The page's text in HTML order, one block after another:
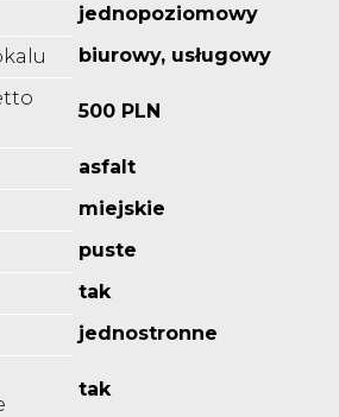
jednopoziomowy
biurowy, usługowy
500 PLN
asfalt
miejskie
puste
tak
jednostronne
tak